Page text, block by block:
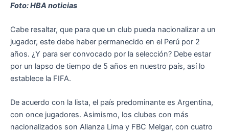
Foto: HBA noticias
Cabe resaltar, que para que un club pueda nacionalizar a un
jugador, este debe haber permanecido en el Perú por 2
años. ¿Y para ser convocado por la selección? Debe estar
por un lapso de tiempo de 5 años en nuestro país, así lo
establece la FIFA.
De acuerdo con la lista, el país predominante es Argentina,
con once jugadores. Asimismo, los clubes con más
nacionalizados son Alianza Lima y FBC Melgar, con cuatro